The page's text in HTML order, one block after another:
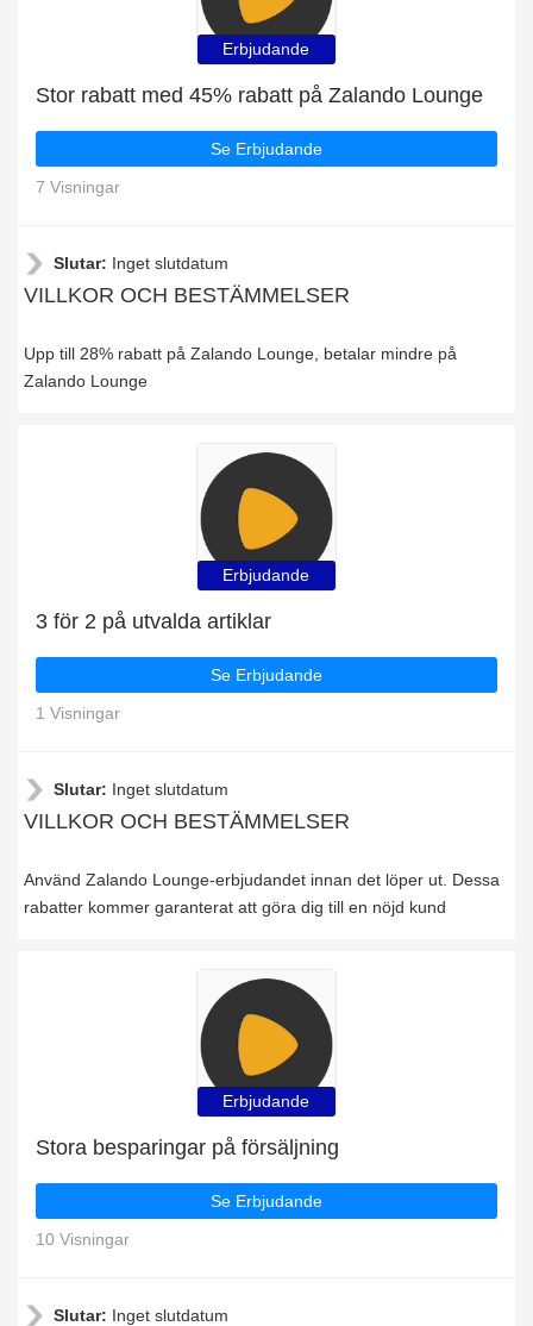
Erbjudande
Stor rabatt med 45% rabatt på Zalando Lounge
Se Erbjudande
7 Visningar
Slutar: Inget slutdatum
VILLKOR OCH BESTÄMMELSER
Upp till 28% rabatt på Zalando Lounge, betalar mindre på
Zalando Lounge
Erbjudande
3 för 2 på utvalda artiklar
Se Erbjudande
1 Visningar
Slutar: Inget slutdatum
VILLKOR OCH BESTÄMMELSER
Använd Zalando Lounge-erbjudandet innan det löper ut. Dessa
rabatter kommer garanterat att göra dig till en nöjd kund
Erbjudande
Stora besparingar på försäljning
Se Erbjudande
10 Visningar
Slutar: Inget slutdatum